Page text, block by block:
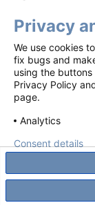
Footer
Podmínky použití
Zásady
Autorské právo
Privacy
We use cookies
fix bugs and
using the buttons
Privacy Policy
page.
Analytics
Consent details